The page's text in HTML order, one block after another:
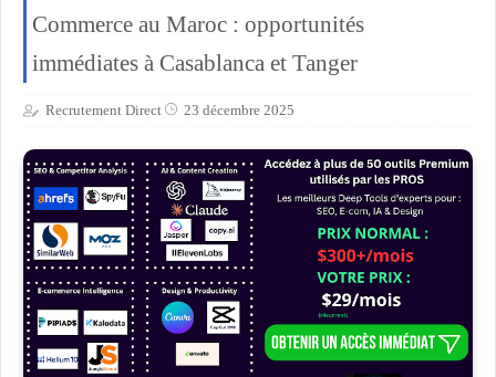
Commerce au Maroc : opportunités
immédiates à Casablanca et Tanger
Recrutement Direct 23 décembre 2025